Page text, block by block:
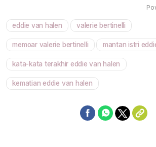
eddie van halen valerie bertinelli
memoar valerie bertinelli mantan istri
kata-kata terakhir eddie van halen
kematian eddie van halen